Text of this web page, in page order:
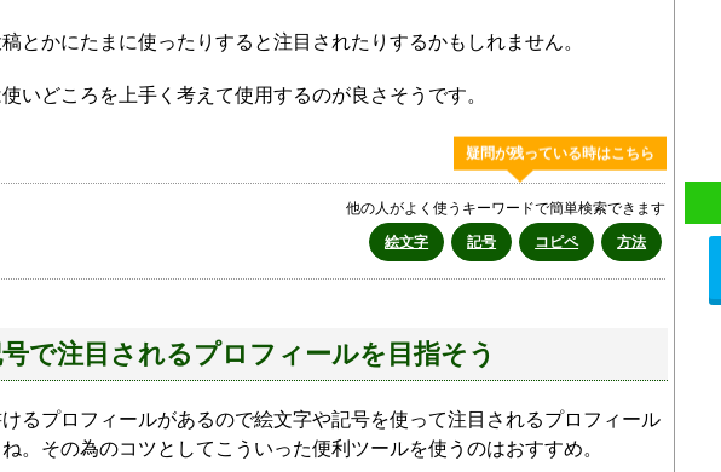
とかにたまに使ったりすると注目されたりするかもしれません。
いどころを上手く考えて使用するのが良さそうです。
疑問が残っている時はこちら
他の人がよく使うキーワードで簡単検索できます
絵文字
記号 コピペ 方法
で注目されるプロフィールを目指そう
るプロフィールがあるので絵文字や記号を使って注目されるプロフィール
。その為のコツとしてこういった便利ツールを使うのはおすすめ。